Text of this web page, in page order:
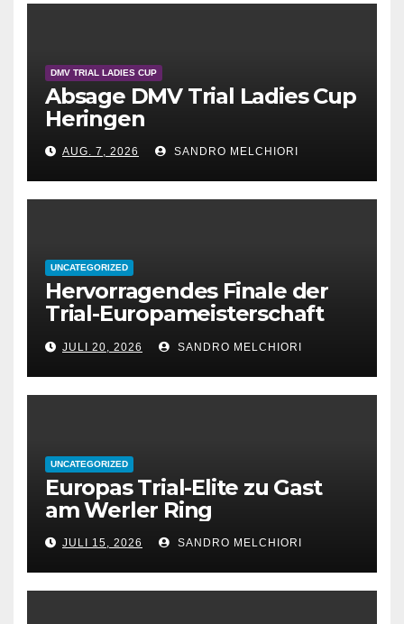
DMV TRIAL LADIES CUP
Absage DMV Trial Ladies Cup
Heringen
AUG. 7, 2026 SANDRO MELCHIORI
UNCATEGORIZED
Hervorragendes Finale der
Trial-Europameisterschaft
2026 in Werl
JULI 20, 2026 SANDRO MELCHIORI
UNCATEGORIZED
Europas Trial-Elite zu Gast
am Werler Ring
JULI 15, 2026 SANDRO MELCHIORI